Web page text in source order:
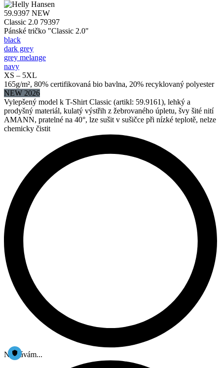
59.9397 NEW
Classic 2.0 79397
Pánské tričko "Classic 2.0"
black
dark grey
grey melange
navy
XS – 5XL
165g/m², 80% certifikovaná bio bavlna, 20% recyklovaný polyester
NEW 2026
Vylepšený model k T-Shirt Classic (artikl: 59.9161), lehký a
prodyšný materiál, kulatý výstřih z žebrovaného úpletu, švy šité nití
AMANN, pratelné na 40°, lze sušit v sušičce při nízké teplotě, nelze
chemicky čistit
Nahrávám...